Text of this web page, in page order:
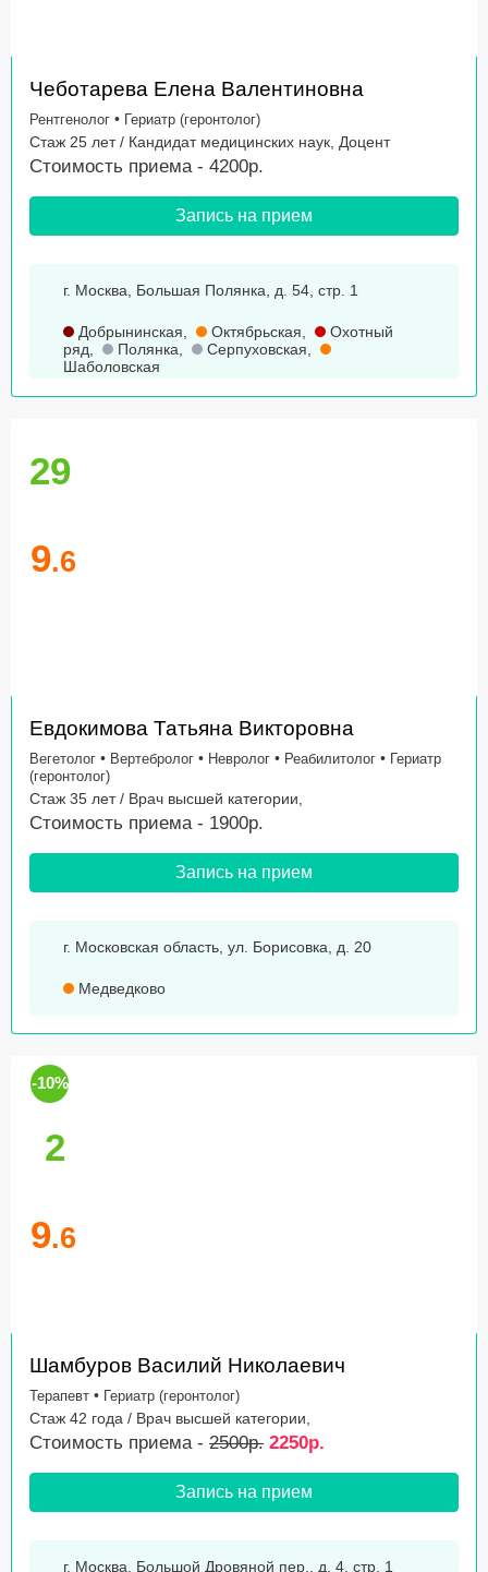
Чеботарева Елена Валентиновна
Рентгенолог • Гериатр (геронтолог)
Стаж 25 лет / Кандидат медицинских наук, Доцент
Стоимость приема - 4200р.
Запись на прием
г. Москва, Большая Полянка, д. 54, стр. 1
Добрынинская, Октябрьская,
Охотный
ряд, Полянка, Серпуховская,
Шаболовская
29
9.6
Евдокимова Татьяна Викторовна
Вегетолог • Вертебролог • Невролог • Реабилитолог • Гериатр
(геронтолог)
Стаж 35 лет / Врач высшей категории,
Стоимость приема - 1900р.
Запись на прием
г. Московская область, ул. Борисовка, д. 20
Медведково
-10%
2
9.6
Шамбуров Василий Николаевич
Терапевт • Гериатр (геронтолог)
Стаж 42 года / Врач высшей категории,
Стоимость приема - 2500р. 2250р.
Запись на прием
г. Москва, Большой Дровяной пер., д. 4, стр. 1